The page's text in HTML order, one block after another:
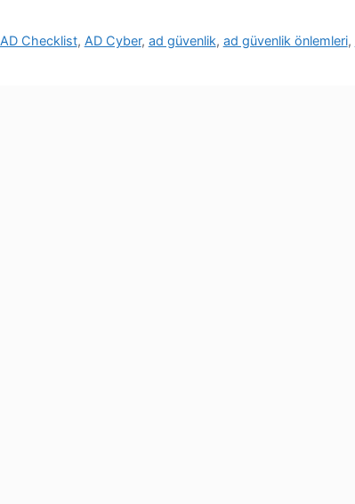
AD Checklist, AD Cyber, ad güvenlik, ad güvenlik önlemleri,